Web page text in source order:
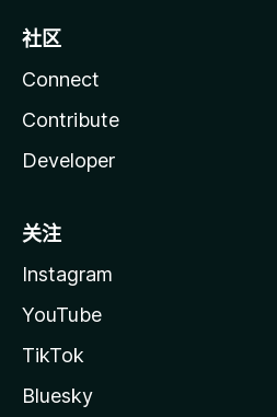
社区
Connect
Contribute
Developer
关注
Instagram
YouTube
TikTok
Bluesky